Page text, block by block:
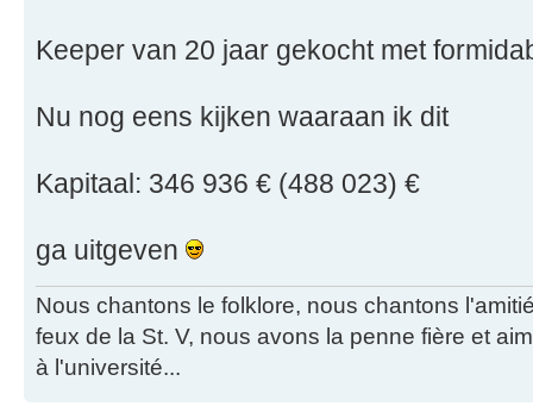
Keeper van 20 jaar gekocht met
Nu nog eens kijken waaraan ik dit
Kapitaal: 346 936 € (488 023) €
ga uitgeven
Nous chantons le folklore, nous chantons
feux de la St. V, nous avons la penne fière et
à l'université...